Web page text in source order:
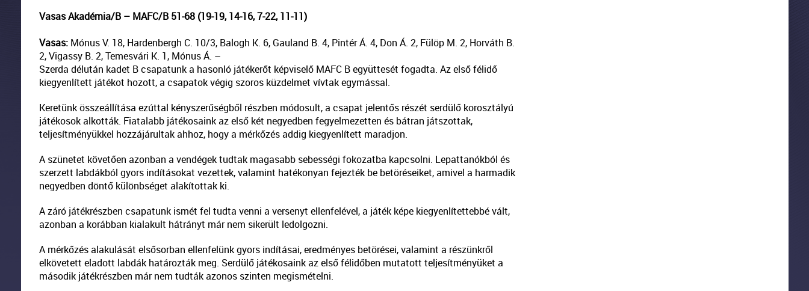
Vasas Akadémia/B – MAFC/B 51-68 (19-19, 14-16, 7-22, 11-11)
Vasas:Mónus V. 18, Hardenbergh C. 10/3, Balogh K. 6, Gauland B. 4, Pintér Á. 4, Don Á. 2, Fülöp M. 2, Horváth B.
2, Vigassy B. 2, Temesvári K. 1, Mónus Á. –
Szerda délután kadet B csapatunk a hasonló játékerőt képviselő MAFC B együttesét fogadta. Az első félidő
kiegyenlített játékot hozott, a csapatok végig szoros küzdelmet vívtak egymással.
Keretünk összeállítása ezúttal kényszerűségből részben módosult, a csapat jelentős részét serdülő korosztályú
játékosok alkották. Fiatalabb játékosaink az első két negyedben fegyelmezetten és bátran játszottak,
teljesítményükkel hozzájárultak ahhoz, hogy a mérkőzés addig kiegyenlített maradjon.
A szünetet követően azonban a vendégek tudtak magasabb sebességi fokozatba kapcsolni. Lepattanókból és
szerzett labdákból gyors indításokat vezettek, valamint hatékonyan fejezték be betöréseiket, amivel a harmadik
negyedben döntő különbséget alakítottak ki.
A záró játékrészben csapatunk ismét fel tudta venni a versenyt ellenfelével, a játék képe kiegyenlítettebbé vált,
azonban a korábban kialakult hátrányt már nem sikerült ledolgozni.
A mérkőzés alakulását elsősorban ellenfelünk gyors indításai, eredményes betörései, valamint a részünkről
elkövetett eladott labdák határozták meg. Serdülő játékosaink az első félidőben mutatott teljesítményüket a
második játékrészben már nem tudták azonos szinten megismételni.